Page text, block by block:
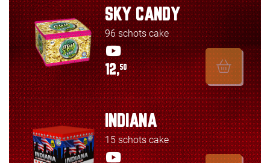
SKY CANDY
96 schots cake
12,50
INDIANA
15 schots cake